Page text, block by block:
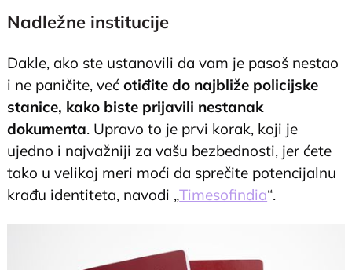
Nadležne institucije
Dakle, ako ste ustanovili da vam je pasoš nestao
i ne paničite, većotiđite do najbliže policijske
stanice, kako biste prijavili nestanak
dokumenta. Upravo to je prvi korak, koji je
ujedno i najvažniji za vašu bezbednosti, jer ćete
tako u velikoj meri moći da sprečite potencijalnu
krađu identiteta, navodi „Timesofindia“.